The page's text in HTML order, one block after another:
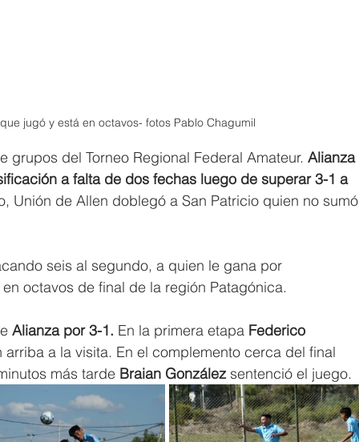
jugó y está en octavos- fotos Pablo Chagumil
grupos del Torneo Regional Federal Amateur. Alianza
a falta de dos fechas luego de superar 3-1 a
Unión de Allen doblegó a San Patricio quien no sumó
seis al segundo, a quien le gana por
octavos de final de la región Patagónica.
Alianza por 3-1. En la primera etapa Federico
arriba a la visita. En el complemento cerca del final
más tarde Braian González sentenció el juego.